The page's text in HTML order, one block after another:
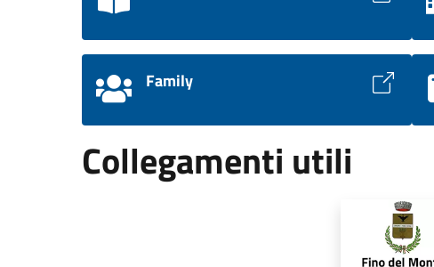
Family
Collegamenti utili